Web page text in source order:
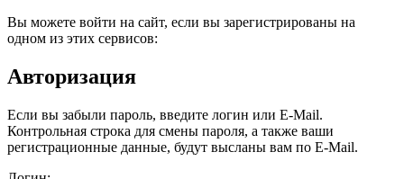
Вы можете войти на сайт, если вы зарегистрированы на
одном из этих сервисов:
Авторизация
Если вы забыли пароль, введите логин или E-Mail.
Контрольная строка для смены пароля, а также ваши
регистрационные данные, будут высланы вам по E-Mail.